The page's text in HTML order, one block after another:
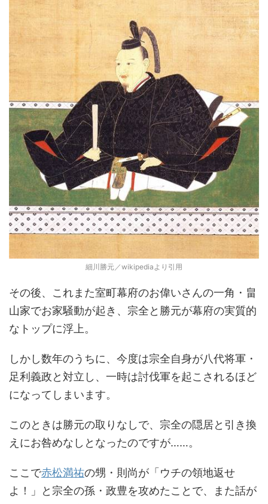
細川勝元／wikipediaより引用
その後、これまた室町幕府のお偉いさんの一角・畠
山家でお家騒動が起き、宗全と勝元が幕府の実質的
なトップに浮上。
しかし数年のうちに、今度は宗全自身が八代将軍・
足利義政と対立し、一時は討伐軍を起こされるほど
になってしまいます。
このときは勝元の取りなしで、宗全の隠居と引き換
えにお咎めなしとなったのですが……。
ここで赤松満祐の甥・則尚が「ウチの領地返せ
よ！」と宗全の孫・政豊を攻めたことで、また話が